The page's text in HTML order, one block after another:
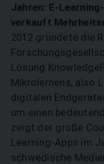
Jahren: E-
verkauft
2012 gründete die
Lösung
Mikrolernens, also
digitalen
um einen
zeigt der große
Learning-Apps im
schwedische